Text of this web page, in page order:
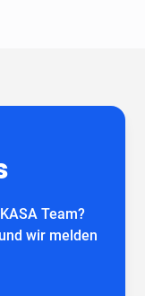
und
Team?
wir melden